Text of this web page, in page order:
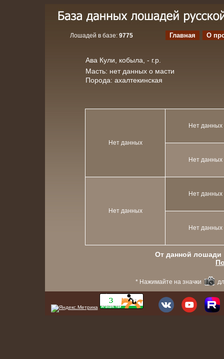
Лошадей в базе: 9775 Главная О
Ава Кули, кобыла, - г.р.
Масть: нет данных о масти
Порода: ахалтекинская
Нет данных
Нет данных
Нет данных
Нет данных
Нет данных
Нет данных
От данной лошади
* Нажимайте на значки